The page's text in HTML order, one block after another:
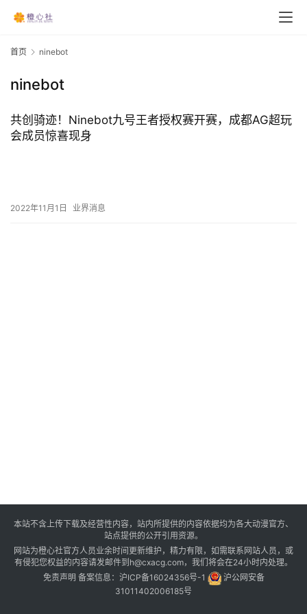
首页 ninebot
ninebot
共创骑迹！Ninebot九号王者授权赛开赛，成都AG超玩
会成员惊喜现身
2022年11月1日 业界消息
本站不含上传下载及经营性内容，站内所提供的内容依据均为各大动漫官方、
站点提供的公开引用资源。
网站为橙心社官方人员业余时间更新维护，精力有限，如需联系网站人员，或
有侵犯您权益的内容请发邮件到h@cxacg.com，我们将会在24小时内处理。
免责声明 备案信息： 沪ICP备16024356号-1
沪公网安备
31011402006185号